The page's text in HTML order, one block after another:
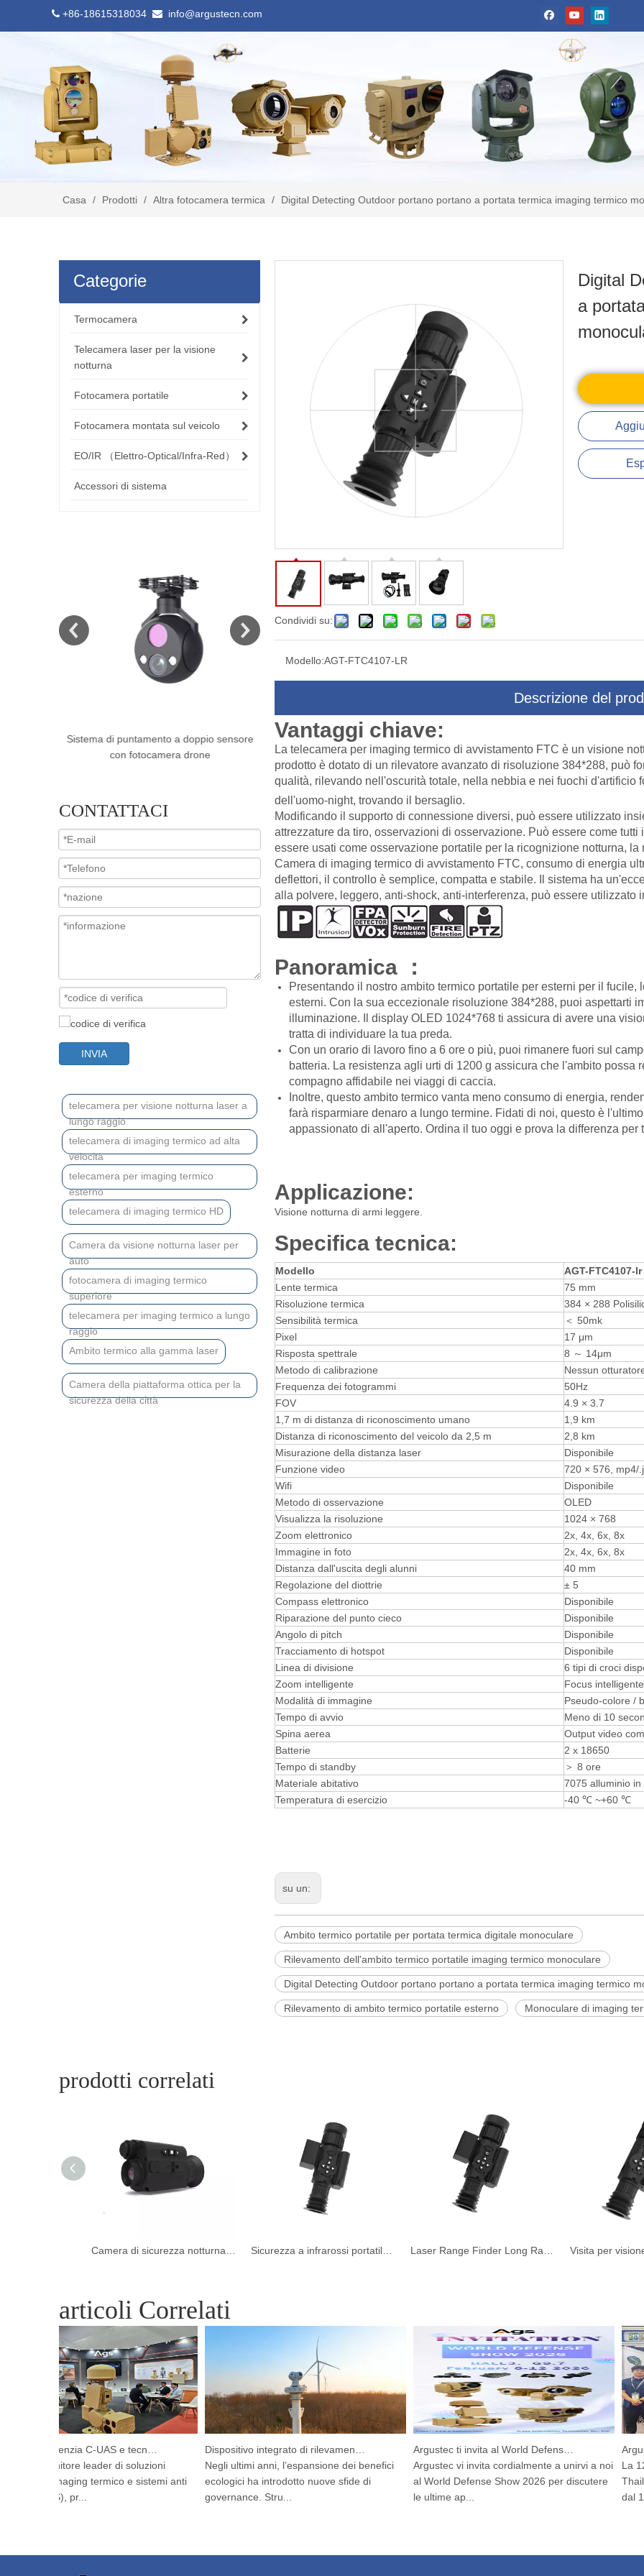
 +86-18615318034  info@argustecn.com
Casa / Prodotti / Altra fotocamera termica / Digital Detecting Outdoor portano portano a portata termica imaging termico
Categorie
Termocamera
Telecamera laser per la visione
notturna
Fotocamera portatile
Fotocamera montata sul veicolo
EO/IR （Elettro-Optical/Infra-Red）
Accessori di sistema
Sistema di puntamento a doppio sensore
con fotocamera drone
Sistema di puntamento a tre assi
multisensore con telecamera drone
fotocamera drone
CONTATTACI
INVIA
telecamera per visione notturna laser a
lungo raggio
telecamera di imaging termico ad alta
velocità
telecamera per imaging termico
esterno
telecamera di imaging termico HD
Camera da visione notturna laser per
auto
fotocamera di imaging termico
superiore
telecamera per imaging termico a lungo
raggio
Ambito termico alla gamma laser
Camera della piattaforma ottica per la
sicurezza della città
Condividi su:
Digital
a
Modello:AGT-FTC4107-LR
Descrizione del
Vantaggi chiave:
La telecamera per imaging termico di avvistamento FTC è un visione
prodotto è dotato di un rilevatore avanzato di risoluzione 384*288, può
qualità, rilevando nell'oscurità totale, nella nebbia e nei fuochi d'artificio
dell'uomo-night, trovando il bersaglio.
Modificando il supporto di connessione diversi, può essere utilizzato
attrezzature da tiro, osservazioni di osservazione. Può essere come
essere usati come osservazione portatile per la ricognizione notturna, la
Camera di imaging termico di avvistamento FTC, consumo di energia
deflettori, il controllo è semplice, compatta e stabile. Il sistema ha
alla polvere, leggero, anti-shock, anti-interferenza, può essere utilizzato
Panoramica ：
Presentando il nostro ambito termico portatile per esterni per il
esterni. Con la sua eccezionale risoluzione 384*288, puoi aspettarti
illuminazione. Il display OLED 1024*768 ti assicura di avere una
tratta di individuare la tua preda.
Con un orario di lavoro fino a 6 ore o più, puoi rimanere fuori sul
batteria. La resistenza agli urti di 1200 g assicura che l'ambito
compagno affidabile nei viaggi di caccia.
Inoltre, questo ambito termico vanta meno consumo di energia,
farà risparmiare denaro a lungo termine. Fidati di noi, questo è
appassionato di all'aperto. Ordina il tuo oggi e prova la differenza per
Applicazione:
Visione notturna di armi leggere.
Specifica tecnica:
Modello AGT-FTC4107-lr
Lente termica
75 mm
Risoluzione termica
384 × 288
Sensibilità termica
＜ 50mk
Pixel
17 μm
Risposta spettrale
8 ～ 14μm
Metodo di calibrazione
Nessun
Frequenza dei fotogrammi
50Hz
FOV
4.9 × 3.7
1,7 m di distanza di riconoscimento umano
1,9 km
Distanza di riconoscimento del veicolo da 2,5 m
2,8 km
Misurazione della distanza laser
Disponibile
Funzione video
720 × 576, mp4/
Wifi
Disponibile
Metodo di osservazione
OLED
Visualizza la risoluzione
1024 × 768
Zoom elettronico
2x, 4x, 6x, 8x
Immagine in foto
2x, 4x, 6x, 8x
Distanza dall'uscita degli alunni
40 mm
Regolazione del diottrie
± 5
Compass elettronico
Disponibile
Riparazione del punto cieco
Disponibile
Angolo di pitch
Disponibile
Tracciamento di hotspot
Disponibile
Linea di divisione
6 tipi di croci
Zoom intelligente
Focus
Modalità di immagine
Pseudo-colore /
Tempo di avvio
Meno di 10
Spina aerea
Output video
Batterie
2 x 18650
Tempo di standby
＞ 8 ore
Materiale abitativo
7075 alluminio
Temperatura di esercizio
-40 ℃ ~+60 ℃
su un:
Ambito termico portatile per portata termica digitale monoculare
Rilevamento dell'ambito termico portatile imaging termico monoculare
Digital Detecting Outdoor portano portano a portata termica imaging termico
Rilevamento di ambito termico portatile esterno Monoculare di imaging
prodotti correlati
articoli Correlati
Argustec evidenzia C-UAS e tecnologia termica all'avanguardia a Kuala Lumpur
fornitore leader di soluzioni
di imaging termico e sistemi anti
(C-UAS), pr...
Dispositivo integrato di rilevamento e tracciamento HP-PRS: una visione panoramica per la protezione degli uccelli
Negli ultimi anni, l’espansione dei benefici
ecologici ha introdotto nuove sfide di
governance. Stru...
Argustec ti invita al World Defense Show 2026!
Argustec vi invita cordialmente a unirvi a noi
al World Defense Show 2026 per discutere
le ultime ap...
La 12a
dal 10